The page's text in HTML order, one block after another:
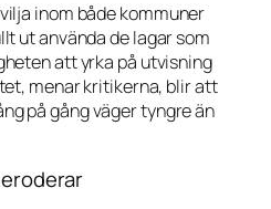
inom både kommuner
ut använda de lagar som
att yrka på utvisning
menar kritikerna, blir att
på gång väger tyngre än